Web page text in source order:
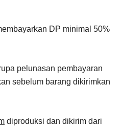
DP minimal 50%
pelunasan pembayaran
sebelum barang dikirimkan
diproduksi dan dikirim dari